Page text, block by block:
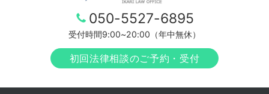
050-5527-6895
受付時間9:00~20:00（年中無休）
初回法律相談のご予約・受付